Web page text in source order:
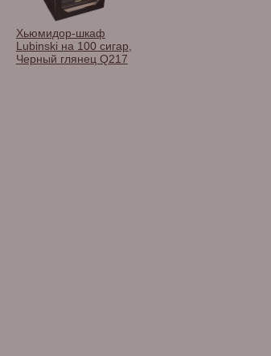
Хьюмидор-шкаф
Lubinski на 100 сигар,
Черный глянец Q217